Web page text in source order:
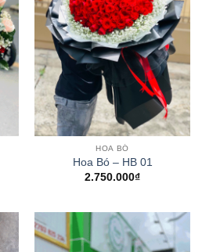
HOA BÓ
Hoa Bó – HB 01
2.750.000₫